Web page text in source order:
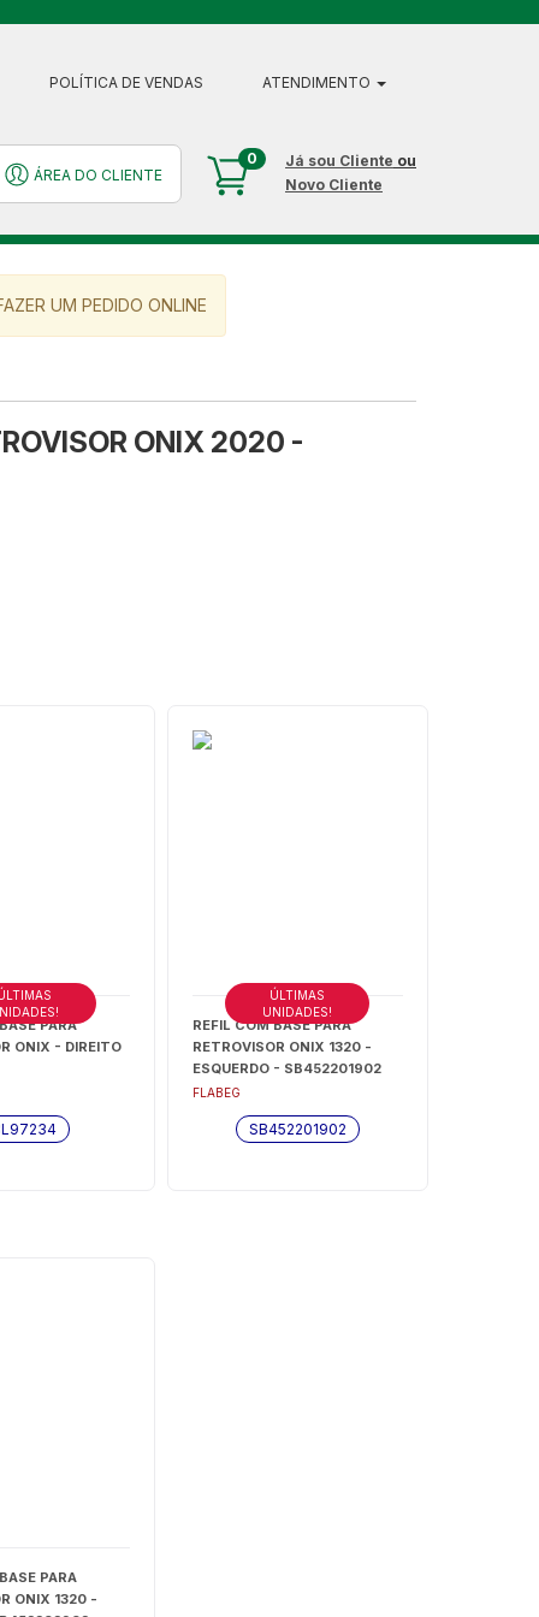
POLÍTICA DE VENDAS ATENDIMENTO
ÁREA DO CLIENTE
0 Já sou Cliente ou
Novo Cliente
UM PEDIDO ONLINE
ONIX 2020 -
PARA
ONIX - DIREITO
REFIL COM BASE PARA
RETROVISOR ONIX 1320 -
ESQUERDO - SB452201902
FLABEG
ÚLTIMAS
UNIDADES!
SB452201902
PARA
ONIX 1320 -